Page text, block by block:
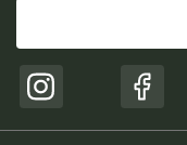
Instagram